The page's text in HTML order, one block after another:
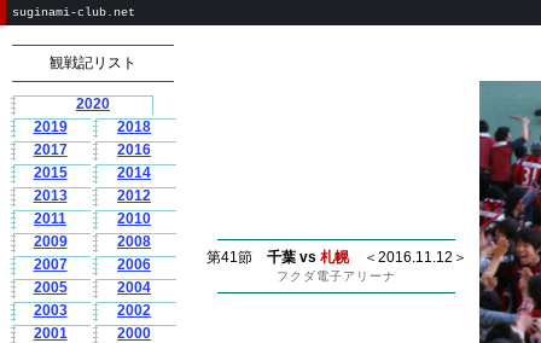
suginami-club.net
観戦記リスト
2020
2019
2018
2017
2016
2015
2014
2013
2012
2011
2010
2009
2008
2007
2006
2005
2004
2003
2002
2001
2000
第41節 千葉 vs 札幌＜2016.11.12＞
フクダ電子アリーナ